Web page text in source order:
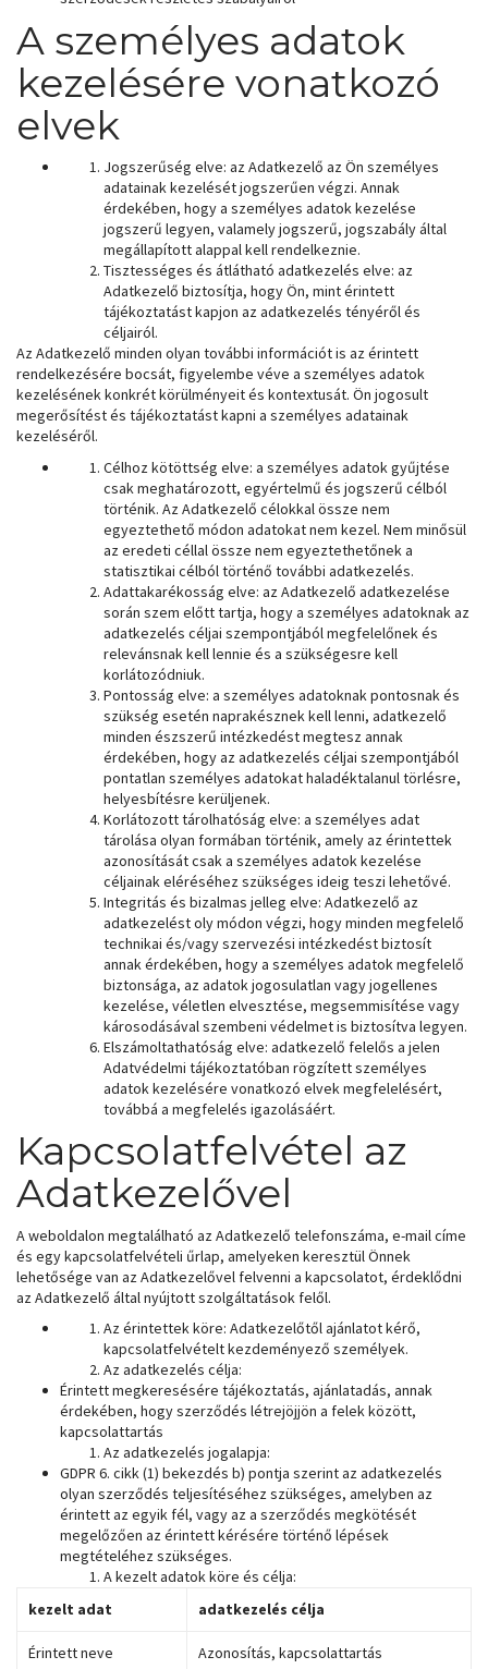
A személyes adatok
kezelésére vonatkozó
elvek
Jogszerűség elve: az Adatkezelő az Ön személyes
adatainak kezelését jogszerűen végzi. Annak
érdekében, hogy a személyes adatok kezelése
jogszerű legyen, valamely jogszerű, jogszabály által
megállapított alappal kell rendelkeznie.
Tisztességes és átlátható adatkezelés elve: az
Adatkezelő biztosítja, hogy Ön, mint érintett
tájékoztatást kapjon az adatkezelés tényéről és
céljairól.
Az Adatkezelő minden olyan további információt is az érintett
rendelkezésére bocsát, figyelembe véve a személyes adatok
kezelésének konkrét körülményeit és kontextusát. Ön jogosult
megerősítést és tájékoztatást kapni a személyes adatainak
kezeléséről.
Célhoz kötöttség elve: a személyes adatok gyűjtése
csak meghatározott, egyértelmű és jogszerű célból
történik. Az Adatkezelő célokkal össze nem
egyeztethető módon adatokat nem kezel. Nem minősül
az eredeti céllal össze nem egyeztethetőnek a
statisztikai célból történő további adatkezelés.
Adattakarékosság elve: az Adatkezelő adatkezelése
során szem előtt tartja, hogy a személyes adatoknak az
adatkezelés céljai szempontjából megfelelőnek és
relevánsnak kell lennie és a szükségesre kell
korlátozódniuk.
Pontosság elve: a személyes adatoknak pontosnak és
szükség esetén naprakésznek kell lenni, adatkezelő
minden észszerű intézkedést megtesz annak
érdekében, hogy az adatkezelés céljai szempontjából
pontatlan személyes adatokat haladéktalanul törlésre,
helyesbítésre kerüljenek.
Korlátozott tárolhatóság elve: a személyes adat
tárolása olyan formában történik, amely az érintettek
azonosítását csak a személyes adatok kezelése
céljainak eléréséhez szükséges ideig teszi lehetővé.
Integritás és bizalmas jelleg elve: Adatkezelő az
adatkezelést oly módon végzi, hogy minden megfelelő
technikai és/vagy szervezési intézkedést biztosít
annak érdekében, hogy a személyes adatok megfelelő
biztonsága, az adatok jogosulatlan vagy jogellenes
kezelése, véletlen elvesztése, megsemmisítése vagy
károsodásával szembeni védelmet is biztosítva legyen.
Elszámoltathatóság elve: adatkezelő felelős a jelen
Adatvédelmi tájékoztatóban rögzített személyes
adatok kezelésére vonatkozó elvek megfelelésért,
továbbá a megfelelés igazolásáért.
Kapcsolatfelvétel az
Adatkezelővel
A weboldalon megtalálható az Adatkezelő telefonszáma, e-mail címe
és egy kapcsolatfelvételi űrlap, amelyeken keresztül Önnek
lehetősége van az Adatkezelővel felvenni a kapcsolatot, érdeklődni
az Adatkezelő által nyújtott szolgáltatások felől.
Az érintettek köre: Adatkezelőtől ajánlatot kérő,
kapcsolatfelvételt kezdeményező személyek.
Az adatkezelés célja:
Érintett megkeresésére tájékoztatás, ajánlatadás, annak
érdekében, hogy szerződés létrejöjjön a felek között,
kapcsolattartás
Az adatkezelés jogalapja:
GDPR 6. cikk (1) bekezdés b) pontja szerint az adatkezelés
olyan szerződés teljesítéséhez szükséges, amelyben az
érintett az egyik fél, vagy az a szerződés megkötését
megelőzően az érintett kérésére történő lépések
megtételéhez szükséges.
A kezelt adatok köre és célja:
kezelt adat
adatkezelés célja
Érintett neve Azonosítás, kapcsolattartás